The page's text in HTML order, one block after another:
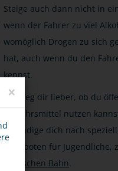
Steige auch dann nicht in
wenn der Fahrer zu viel
womöglich Drogen zu sich
hat, auch wenn du den
kennst.
Überleg dir lieber, ob du
Verkehrsmittel nutzen
Erkundige dich nach
Angeboten für Jugendliche,
Deutschen Bahn.
×